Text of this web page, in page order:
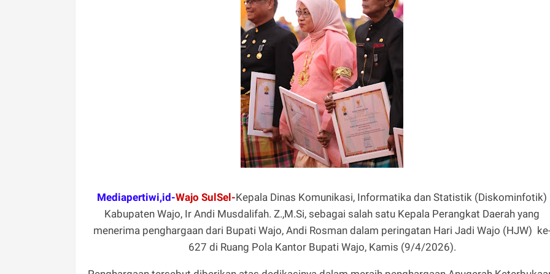
Mediapertiwi,id-Wajo SulSel-Kepala Dinas Komunikasi, Informatika dan Statistik (Diskominfotik)
Kabupaten Wajo, Ir Andi Musdalifah. Z.,M.Si, sebagai salah satu Kepala Perangkat Daerah yang
menerima penghargaan dari Bupati Wajo, Andi Rosman dalam peringatan Hari Jadi Wajo (HJW)
627 di Ruang Pola Kantor Bupati Wajo, Kamis (9/4/2026).